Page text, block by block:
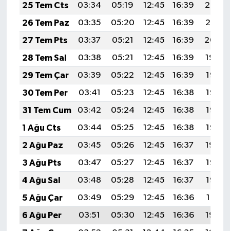
25 Tem Cts
03:34 05:19 12:45 16:39
20:02
26 Tem Paz
03:35 05:20 12:45 16:39
20:01
27 Tem Pts
03:37 05:21 12:45 16:39
20:00
28 Tem Sal
03:38 05:21 12:45 16:39
19:59
29 Tem Çar
03:39 05:22 12:45 16:39
19:58
30 Tem Per
03:41 05:23 12:45 16:38
19:57
31 Tem Cum
03:42 05:24 12:45 16:38
19:56
1 Ağu Cts
03:44 05:25 12:45 16:38
19:55
2 Ağu Paz
03:45 05:26 12:45 16:37
19:54
3 Ağu Pts
03:47 05:27 12:45 16:37
19:53
4 Ağu Sal
03:48 05:28 12:45 16:37
19:52
5 Ağu Çar
03:49 05:29 12:45 16:36
19:51
6 Ağu Per
03:51 05:30 12:45 16:36
19:50